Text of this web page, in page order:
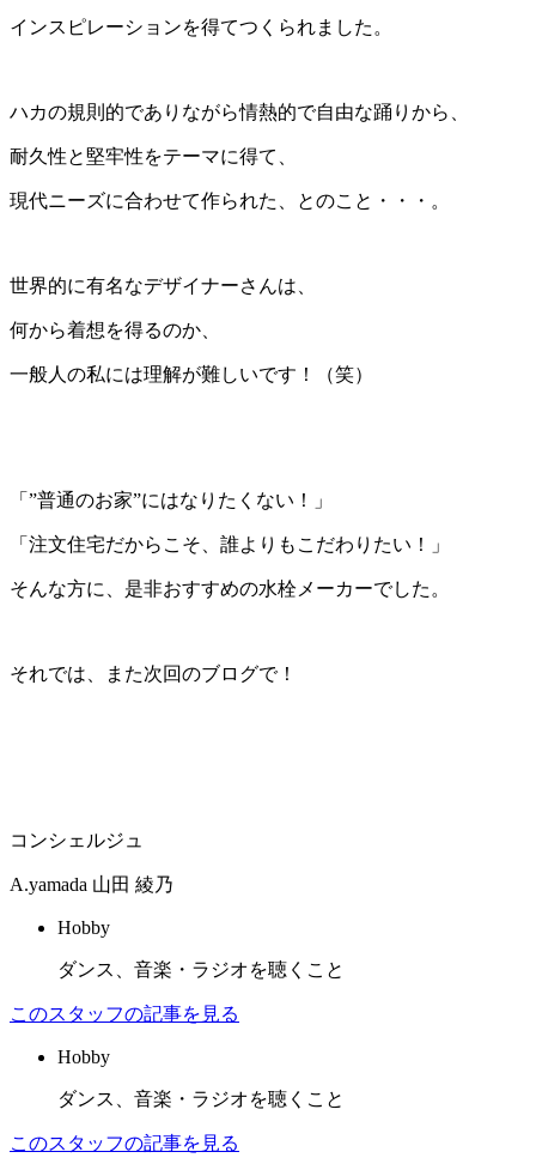
インスピレーションを得てつくられました。
ハカの規則的でありながら情熱的で自由な踊りから、
耐久性と堅牢性をテーマに得て、
現代ニーズに合わせて作られた、とのこと・・・。
世界的に有名なデザイナーさんは、
何から着想を得るのか、
一般人の私には理解が難しいです！（笑）
「”普通のお家”にはなりたくない！」
「注文住宅だからこそ、誰よりもこだわりたい！」
そんな方に、是非おすすめの水栓メーカーでした。
それでは、また次回のブログで！
コンシェルジュ
A.yamada 山田 綾乃
Hobby
ダンス、音楽・ラジオを聴くこと
このスタッフの記事を見る
Hobby
ダンス、音楽・ラジオを聴くこと
このスタッフの記事を見る